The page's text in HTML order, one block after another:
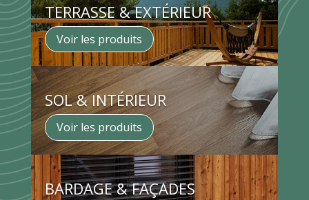
TERRASSE & EXTÉRIEUR
Voir les produits
SOL & INTÉRIEUR
Voir les produits
BARDAGE & FAÇADES